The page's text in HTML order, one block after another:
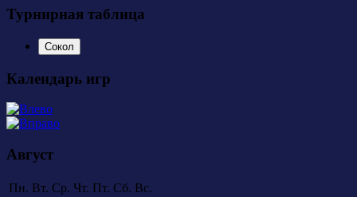
Турнирная таблица
Сокол
Календарь игр
Август
Пн. Вт. Ср. Чт. Пт. Сб. Вс.